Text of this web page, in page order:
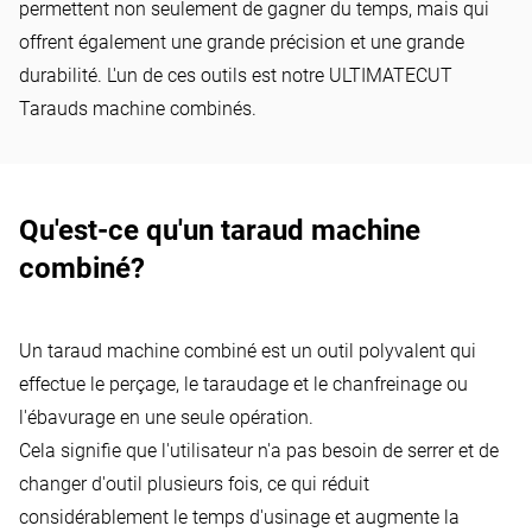
permettent non seulement de gagner du temps, mais qui
offrent également une grande précision et une grande
durabilité. L'un de ces outils est notre ULTIMATECUT
Tarauds machine combinés.
Qu'est-ce qu'un taraud machine
combiné?
Un taraud machine combiné est un outil polyvalent qui
effectue le perçage, le taraudage et le chanfreinage ou
l'ébavurage en une seule opération.
Cela signifie que l'utilisateur n'a pas besoin de serrer et de
changer d'outil plusieurs fois, ce qui réduit
considérablement le temps d'usinage et augmente la